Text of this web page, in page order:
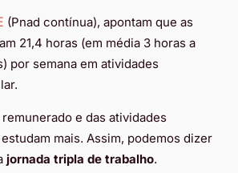
(Pnad contínua), apontam que as
21,4 horas (em média 3 horas a
por semana em atividades
e das atividades
mais. Assim, podemos dizer
jornada tripla de trabalho.